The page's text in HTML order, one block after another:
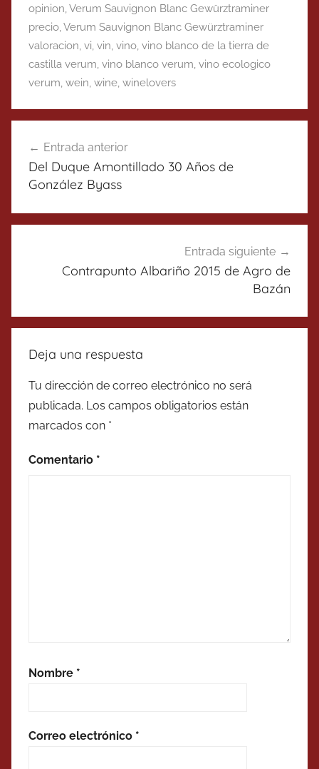
opinion,Verum Sauvignon Blanc Gewürztraminer
precio,Verum Sauvignon Blanc Gewürztraminer
valoracion, vi, vin, vino, vino blanco de la tierra de
castilla verum, vino blanco verum, vino ecologico
verum, wein, wine, winelovers
de
entradas
Entrada anterior
Del Duque Amontillado 30 Años de
González Byass
Entrada siguiente
Contrapunto Albariño 2015 de Agro de
Bazán
Deja una respuesta
Tu dirección de correo electrónico no será
publicada. Los campos obligatorios están
marcados con *
Comentario *
Nombre *
Correo electrónico *